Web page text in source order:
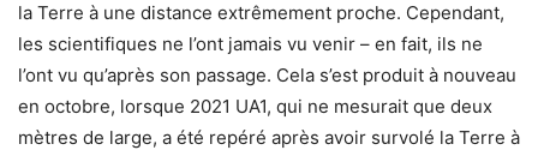
la Terre à une distance extrêmement proche. Cependant,
les scientifiques ne l’ont jamais vu venir – en fait, ils ne
l’ont vu qu’après son passage. Cela s’est produit à nouveau
en octobre, lorsque 2021 UA1, qui ne mesurait que deux
mètres de large, a été repéré après avoir survolé la Terre à